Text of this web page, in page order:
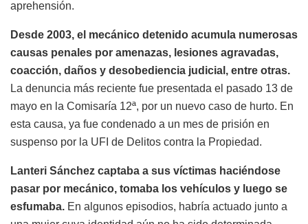
aprehensión.
Desde 2003, el mecánico detenido acumula numerosas
causas penales por amenazas, lesiones agravadas,
coacción, daños y desobediencia judicial, entre otras.
La denuncia más reciente fue presentada el pasado 13 de
mayo en la Comisaría 12ª, por un nuevo caso de hurto. En
esta causa, ya fue condenado a un mes de prisión en
suspenso por la UFI de Delitos contra la Propiedad.
Lanteri Sánchez captaba a sus víctimas haciéndose
pasar por mecánico, tomaba los vehículos y luego se
esfumaba. En algunos episodios, habría actuado junto a